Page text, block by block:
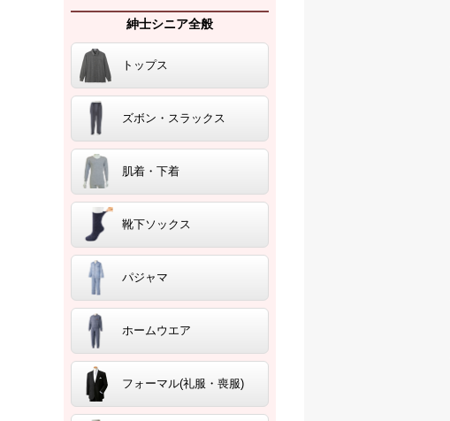
紳士シニア全般
トップス
ズボン・スラックス
肌着・下着
靴下ソックス
パジャマ
ホームウエア
フォーマル(礼服・喪服)